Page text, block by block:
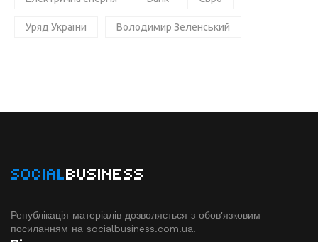
Уряд України Володимир Зеленський
SOCIALBUSINESS
Републікація матеріалів дозволяється з обов'язковим
посиланням на socialbusiness.com.ua.